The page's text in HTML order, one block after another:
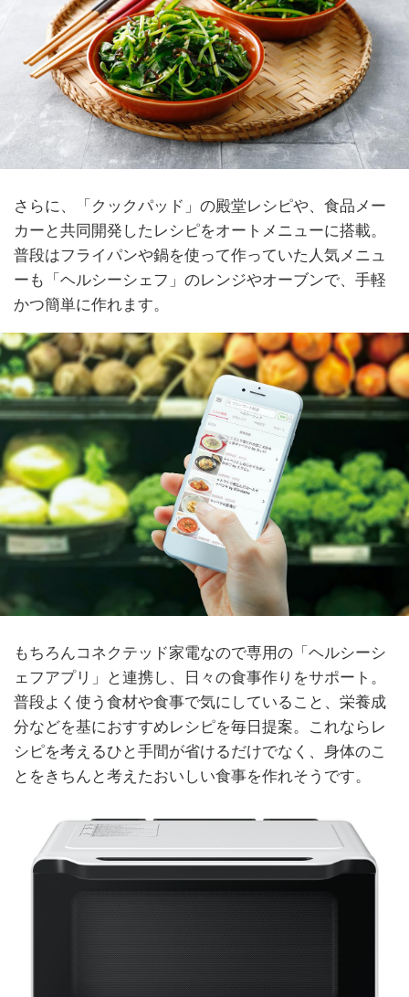
さらに、「クックパッド」の殿堂レシピや、食品メー
カーと共同開発したレシピをオートメニューに搭載。
普段はフライパンや鍋を使って作っていた人気メニュ
ーも「ヘルシーシェフ」のレンジやオーブンで、手軽
かつ簡単に作れます。
もちろんコネクテッド家電なので専用の「ヘルシーシ
ェフアプリ」と連携し、日々の食事作りをサポート。
普段よく使う食材や食事で気にしていること、栄養成
分などを基におすすめレシピを毎日提案。これならレ
シピを考えるひと手間が省けるだけでなく、身体のこ
とをきちんと考えたおいしい食事を作れそうです。